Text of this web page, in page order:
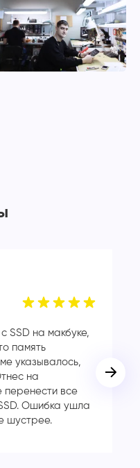
SSD на макбуке,
память
указывалось,
на
перенести все
Ошибка ушла
шустрее.